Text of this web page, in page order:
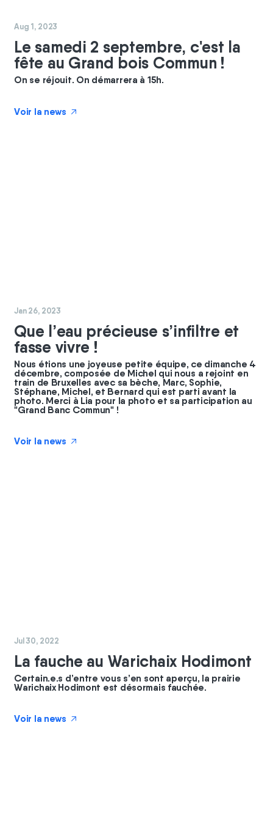
#commun
Aug 1, 2023
Le samedi 2 septembre, c'est la
fête au Grand bois Commun !
On se réjouit. On démarrera à 15h.
Voir la news ↗
#coopérateurs
Jan 26, 2023
Que l’eau précieuse s’infiltre et
fasse vivre !
Nous étions une joyeuse petite équipe, ce dimanche 4
décembre, composée de Michel qui nous a rejoint en
train de Bruxelles avec sa bèche, Marc, Sophie,
Stéphane, Michel, et Bernard qui est parti avant la
photo. Merci à Lia pour la photo et sa participation au
"Grand Banc Commun" !
Voir la news ↗
#chantier
Jul 30, 2022
La fauche au Warichaix Hodimont
Certain.e.s d’entre vous s’en sont aperçu, la prairie
Warichaix Hodimont est désormais fauchée.
Voir la news ↗